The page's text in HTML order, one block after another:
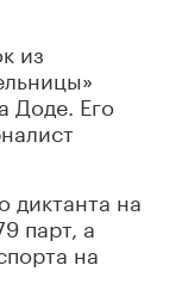
из
Доде. Его
диктанта на
парт, а
на